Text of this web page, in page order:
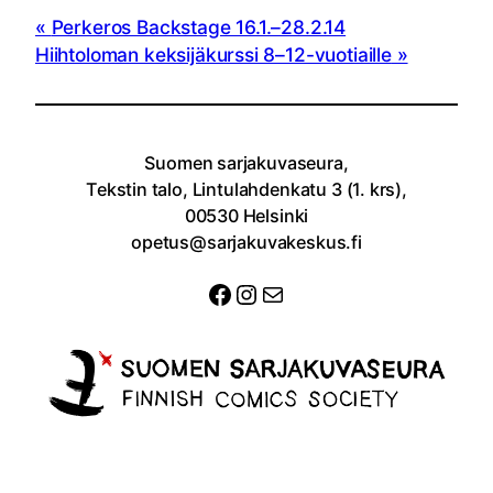
Perkeros Backstage 16.1.–28.2.14
Hiihtoloman keksijäkurssi 8–12-vuotiaille
Suomen sarjakuvaseura,
Tekstin talo, Lintulahdenkatu 3 (1. krs),
00530 Helsinki
opetus@sarjakuvakeskus.fi
Facebook
Instagram
Sähköposti